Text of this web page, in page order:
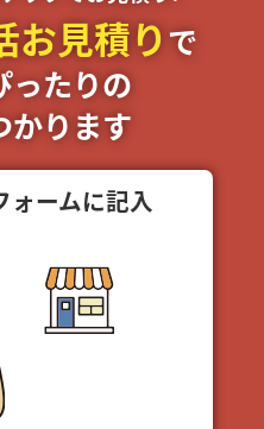
お見積りで
ったりの
かります
ォームに記入